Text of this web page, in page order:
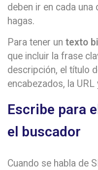
deben ir en cada una
hagas.
Para tener un texto
que incluir la frase
descripción, el título
encabezados, la
Escribe para
el buscador
Cuando se habla de